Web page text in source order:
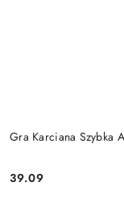
Gra Karciana Szybka
Cena:
39.09